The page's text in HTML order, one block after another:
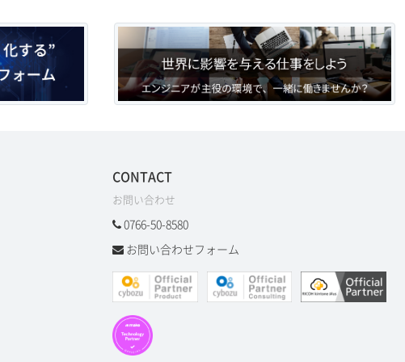
CONTACT
お問い合わせ
0766-50-8580
お問い合わせフォーム